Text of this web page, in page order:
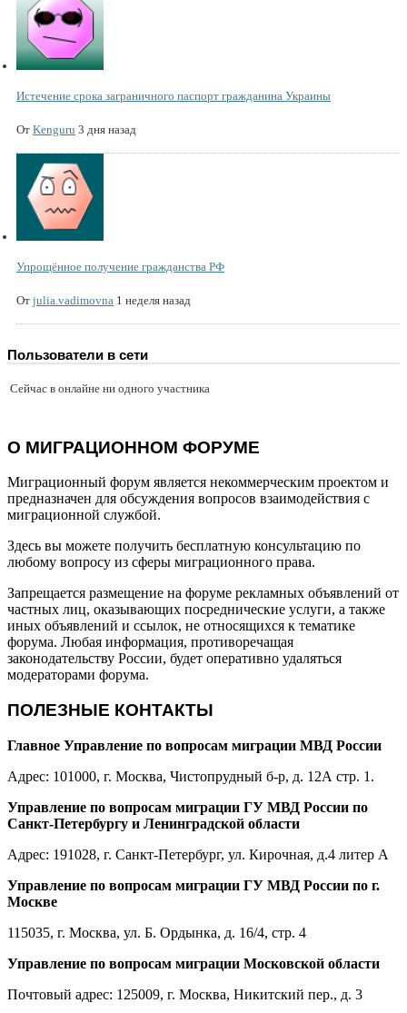
Истечение срока заграничного паспорт гражданина Украины
От Kenguru 3 дня назад
Упрощённое получение гражданства РФ
От julia.vadimovna 1 неделя назад
Пользователи в сети
Сейчас в онлайне ни одного участника
О МИГРАЦИОННОМ ФОРУМЕ
Миграционный форум является некоммерческим проектом и
предназначен для обсуждения вопросов взаимодействия с
миграционной службой.
Здесь вы можете получить бесплатную консультацию по
любому вопросу из сферы миграционного права.
Запрещается размещение на форуме рекламных объявлений от
частных лиц, оказывающих посреднические услуги, а также
иных объявлений и ссылок, не относящихся к тематике
форума. Любая информация, противоречащая
законодательству России, будет оперативно удаляться
модераторами форума.
ПОЛЕЗНЫЕ КОНТАКТЫ
Главное Управление по вопросам миграции МВД России
Адрес: 101000, г. Москва, Чистопрудный б-р, д. 12А стр. 1.
Управление по вопросам миграции ГУ МВД России по
Санкт-Петербургу и Ленинградской области
Адрес: 191028, г. Санкт-Петербург, ул. Кирочная, д.4 литер А
Управление по вопросам миграции ГУ МВД России по г.
Москве
115035, г. Москва, ул. Б. Ордынка, д. 16/4, стр. 4
Управление по вопросам миграции Московской области
Почтовый адрес: 125009, г. Москва, Никитский пер., д. 3